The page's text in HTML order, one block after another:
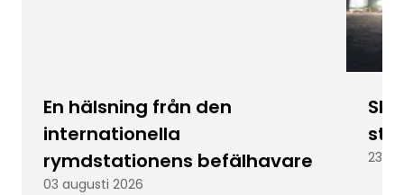
En hälsning från den
internationella
rymdstationens befälhavare
03 augusti 2026
23